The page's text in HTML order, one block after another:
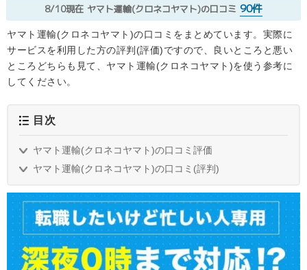
8/10現在 ヤマト運輸(クロネコヤマト)の口コミ 90件
ヤマト運輸(クロネコヤマト)の口コミをまとめています。実際に
サービスを利用した方の評判(評価)ですので、良いところと悪い
ところどちらも見て、ヤマト運輸(クロネコヤマト)を使う参考に
してください。
目次
ヤマト運輸(クロネコヤマト)の口コミ評価
ヤマト運輸(クロネコヤマト)の口コミ(評判)